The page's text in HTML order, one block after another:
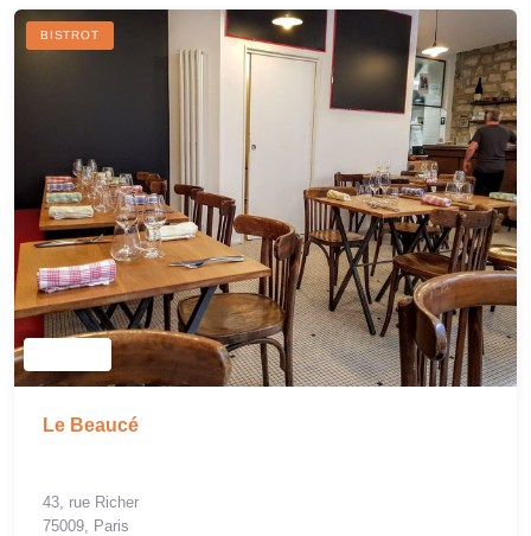
BISTROT
Le Beaucé
43, rue Richer
75009, Paris